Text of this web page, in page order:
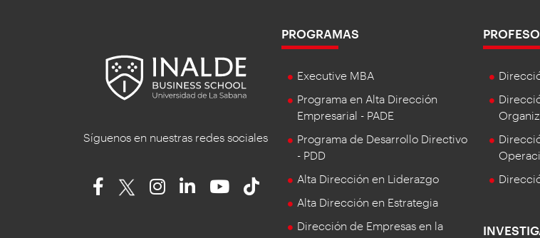
Síguenos en nuestras redes sociales
PROGRAMAS
Executive MBA
Programa en Alta Dirección
Empresarial - PADE
Programa de Desarrollo Directivo
- PDD
Alta Dirección en Liderazgo
Alta Dirección en Estrategia
Dirección de Empresas en la